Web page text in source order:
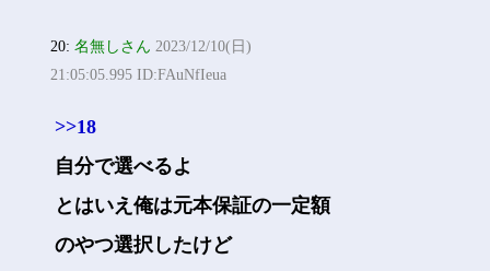
20:名無しさん 2023/12/10(日)
21:05:05.995 ID:FAuNfIeua
>>18
自分で選べるよ
とはいえ俺は元本保証の一定額
のやつ選択したけど